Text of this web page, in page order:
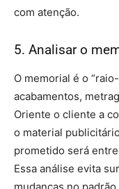
com atenção.
5. Analisar o
O memorial é o
acabamentos,
Oriente o cliente a
o material
prometido será
Essa análise evita